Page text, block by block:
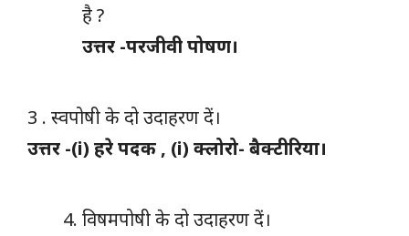
है ?
उत्तर -परजीवी पोषण।
3 . स्वपोषी के दो उदाहरण दें।
उत्तर -(i) हरे पदक , (i) क्लोरो- बैक्टीरिया।
विषमपोषी के दो उदाहरण दें।